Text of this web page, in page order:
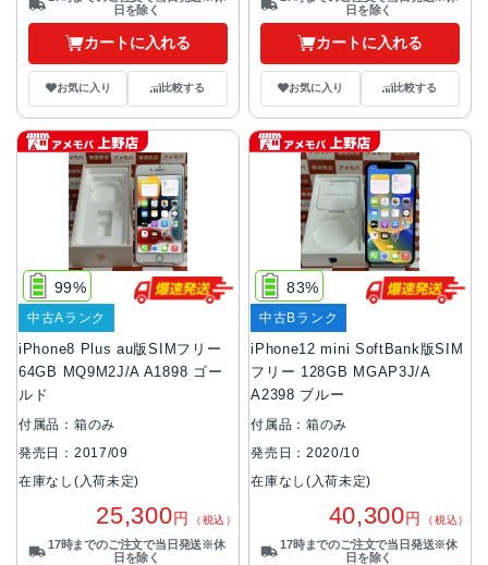
日を除く
カートに入れる
お気に入り 比較する
日を除く
カートに入れる
お気に入り 比較する
iPhone8 Plus au版SIMフリー
64GB MQ9M2J/A A1898 ゴー
ルド
99%
中古Aランク
付属品：箱のみ
発売日：2017/09
在庫なし(入荷未定)
25,300円 （税込）
17時までのご注文で当日発送※休
日を除く
iPhone12 mini SoftBank版SIM
フリー 128GB MGAP3J/A
A2398 ブルー
83%
中古Bランク
付属品：箱のみ
発売日：2020/10
在庫なし(入荷未定)
40,300円 （税込）
17時までのご注文で当日発送※休
日を除く